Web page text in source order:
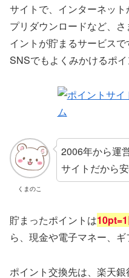
サイトで、インターネッ
プリダウンロードなど、
イントが貯まるサービスで
SNSでもよくみかけるポイ
くまのこ
2006年から運
サイトだから
貯まったポイントは
ら、現金や電子マネー、ギ
ポイント交換先は、楽天銀